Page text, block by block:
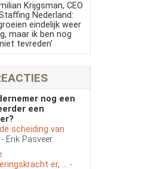
Krijgsman, CEO
Nederland:
eindelijk weer
maar ik ben nog
tevreden’
nog een
een
scheiding van
- Erik Pasveer
er, ... -